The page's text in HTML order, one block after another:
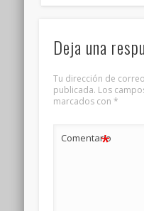
Deja una
Tu dirección de
publicada. Los
marcados con *
Comentario
*